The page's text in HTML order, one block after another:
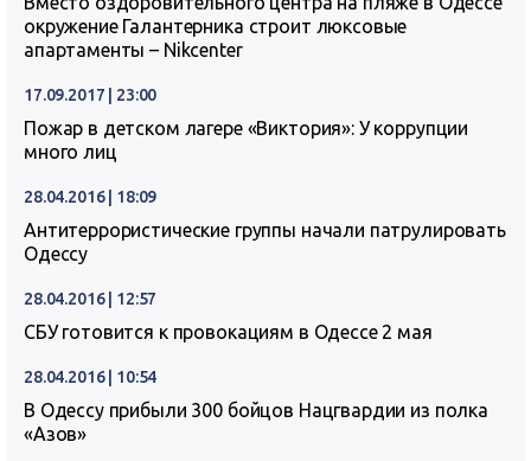
окружение Галантерника строит люксовые
апартаменты – Nikcenter
17.09.2017 | 23:00
Пожар в детском лагере «Виктория»: У коррупции
много лиц
28.04.2016 | 18:09
Антитеррористические группы начали патрулировать
Одессу
28.04.2016 | 12:57
СБУ готовится к провокациям в Одессе 2 мая
28.04.2016 | 10:54
В Одессу прибыли 300 бойцов Нацгвардии из полка
«Азов»